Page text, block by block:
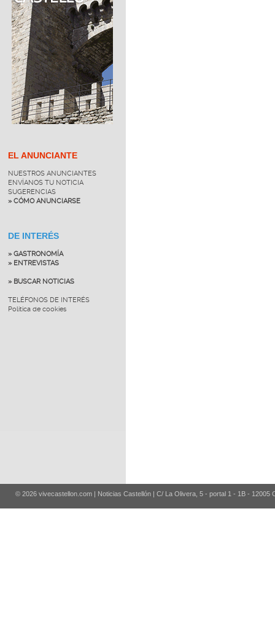
EL ANUNCIANTE
NUESTROS ANUNCIANTES
ENVÍANOS TU NOTICIA
SUGERENCIAS
» CÓMO ANUNCIARSE
DE INTERÉS
» GASTRONOMÍA
» ENTREVISTAS
» BUSCAR NOTICIAS
TELÉFONOS DE INTERÉS
Política de cookies
© 2026 vivecastellon.com | Noticias Castellón | C/ La Olivera, 5 - portal 1 - 1B - 12005